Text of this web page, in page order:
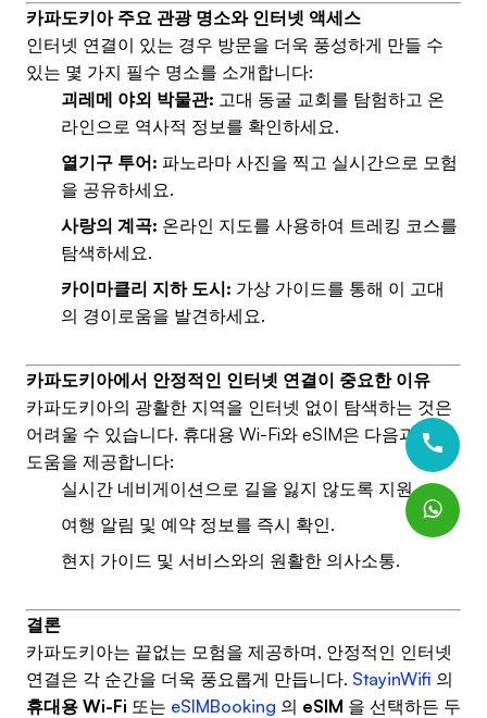
카파도키아 주요 관광 명소와 인터넷 액세스
인터넷 연결이 있는 경우 방문을 더욱 풍성하게 만들 수
있는 몇 가지 필수 명소를 소개합니다:
괴레메 야외 박물관: 고대 동굴 교회를 탐험하고 온
라인으로 역사적 정보를 확인하세요.
열기구 투어: 파노라마 사진을 찍고 실시간으로 모험
을 공유하세요.
사랑의 계곡: 온라인 지도를 사용하여 트레킹 코스를
탐색하세요.
카이마클리 지하 도시: 가상 가이드를 통해 이 고대
의 경이로움을 발견하세요.
카파도키아에서 안정적인 인터넷 연결이 중요한 이유
카파도키아의 광활한 지역을 인터넷 없이 탐색하는 것은
어려울 수 있습니다. 휴대용 Wi-Fi와 eSIM은 다음과 같은
도움을 제공합니다:
실시간 네비게이션으로 길을 잃지 않도록 지원.
여행 알림 및 예약 정보를 즉시 확인.
현지 가이드 및 서비스와의 원활한 의사소통.
결론
카파도키아는 끝없는 모험을 제공하며, 안정적인 인터넷
연결은 각 순간을 더욱 풍요롭게 만듭니다. StayinWifi 의
휴대용 Wi-Fi 또는 eSIMBooking 의 eSIM 을 선택하든 두